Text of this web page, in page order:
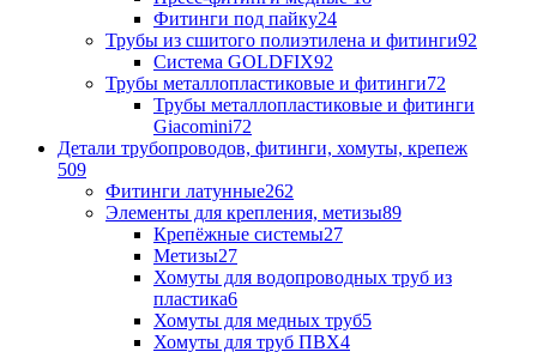
Фитинги под пайку24
Трубы из сшитого полиэтилена и фитинги92
Система GOLDFIX92
Трубы металлопластиковые и фитинги72
Трубы металлопластиковые и фитинги
Giacomini72
Детали трубопроводов, фитинги, хомуты, крепеж
509
Фитинги латунные262
Элементы для крепления, метизы89
Крепёжные системы27
Метизы27
Хомуты для водопроводных труб из
пластика6
Хомуты для медных труб5
Хомуты для труб ПВХ4